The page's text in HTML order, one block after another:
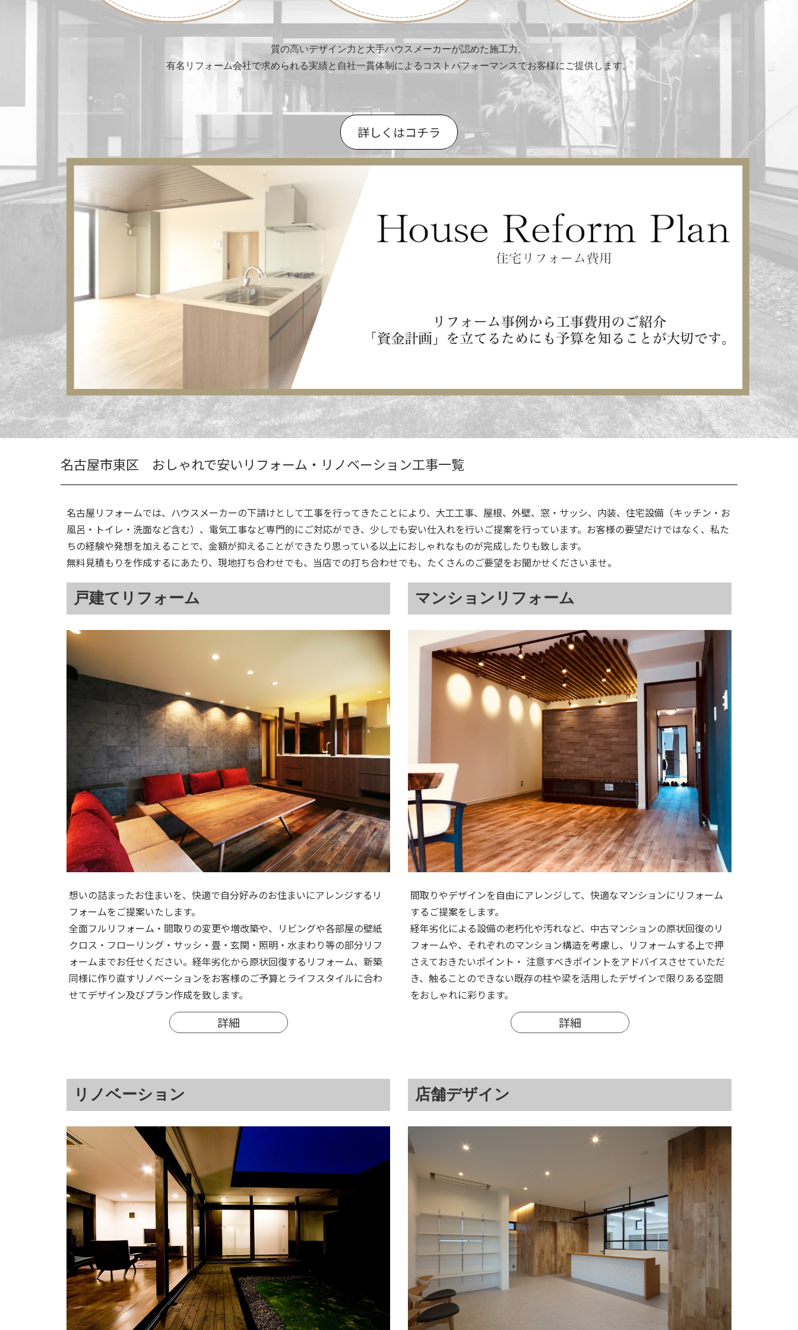
質の高いデザイン力と大手ハウスメーカーが認めた施工力、
有名リフォーム会社で求められる実績と自社一貫体制によるコストパフォーマンスでお客様にご提供します。
詳しくはコチラ
名古屋市東区 おしゃれで安いリフォーム・リノベーション工事一覧
名古屋リフォームでは、ハウスメーカーの下請けとして工事を行ってきたことにより、大工工事、屋根、外壁、窓・サッシ、内装、住宅設備（キッチン・お
風呂・トイレ・洗面など含む）、電気工事など専門的にご対応ができ、少しでも安い仕入れを行いご提案を行っています。お客様の要望だけではなく、私た
ちの経験や発想を加えることで、金額が抑えることができたり思っている以上におしゃれなものが完成したりも致します。
無料見積もりを作成するにあたり、現地打ち合わせでも、当店での打ち合わせでも、たくさんのご要望をお聞かせくださいませ。
戸建てリフォーム
想いの詰まったお住まいを、快適で自分好みのお住まいにアレンジするリ
フォームをご提案いたします。
全面フルリフォーム・間取りの変更や増改築や、リビングや各部屋の壁紙
クロス・フローリング・サッシ・畳・玄関・照明・水まわり等の部分リフ
ォームまでお任せください。経年劣化から原状回復するリフォーム、新築
同様に作り直すリノベーションをお客様のご予算とライフスタイルに合わ
せてデザイン及びプラン作成を致します。
詳細
マンションリフォーム
間取りやデザインを自由にアレンジして、快適なマンションにリフォーム
するご提案をします。
経年劣化による設備の老朽化や汚れなど、中古マンションの原状回復のリ
フォームや、それぞれのマンション構造を考慮し、リフォームする上で押
さえておきたいポイント・ 注意すべきポイントをアドバイスさせていただ
き、触ることのできない既存の柱や梁を活用したデザインで限りある空間
をおしゃれに彩ります。
詳細
リノベーション 店舗デザイン